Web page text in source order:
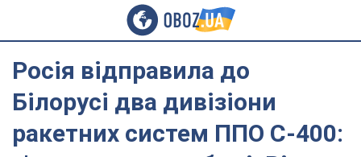
Росія відправила до
Білорусі два дивізіони
ракетних систем ППО С-400: